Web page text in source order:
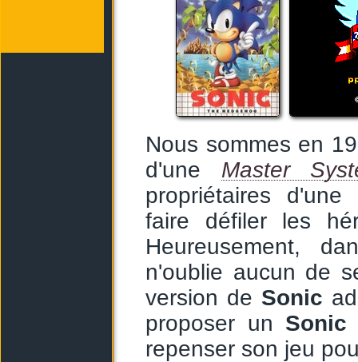
Nous sommes en
d'une Master
propriétaires d'une
faire défiler les
Heureusement,
n'oublie aucun de
version de Sonic
proposer un
repenser son jeu